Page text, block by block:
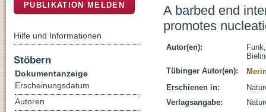
A barbed end
promotes
Autor(en):
Tübinger Autor(en):
Erschienen in:
Verlagsangabe:
PUBLIKATION MELDEN
Hilfe und Informationen
Stöbern
Dokumentanzeige
Erscheinungsdatum
Autoren